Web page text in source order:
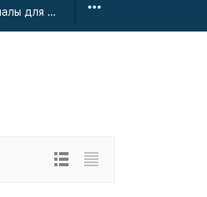
Материалы для монтажа